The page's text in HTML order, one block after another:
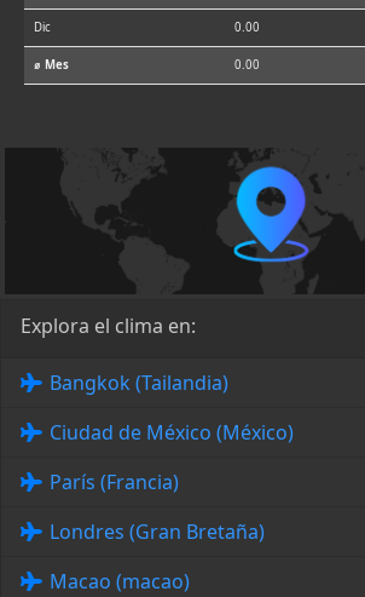
Dic 0.00
⌀ Mes 0.00
Explora el clima en:
Bangkok (Tailandia)
Ciudad de México (México)
París (Francia)
Londres (Gran Bretaña)
Macao (macao)